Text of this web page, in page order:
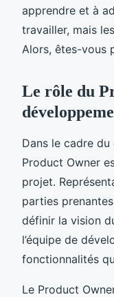
apprendre et à
travailler, mais
Alors, êtes-vous
Le rôle du
Dans le cadre
Product Owner
projet.
parties
définir la vision
l’équipe de
fonctionnalités
Le Product